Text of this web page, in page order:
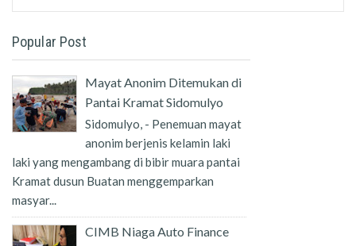
Popular Post
Mayat Anonim Ditemukan di
Pantai Kramat Sidomulyo
Sidomulyo, - Penemuan mayat
anonim berjenis kelamin laki
laki yang mengambang di bibir muara pantai
Kramat dusun Buatan menggemparkan
masyar...
CIMB Niaga Auto Finance